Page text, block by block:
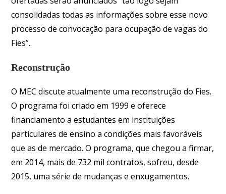
consolidadas todas as informações sobre esse novo
processo de convocação para ocupação de vagas do
Fies”.
Reconstrução
O MEC discute atualmente uma reconstrução do Fies.
O programa foi criado em 1999 e oferece
financiamento a estudantes em instituições
particulares de ensino a condições mais favoráveis
que as de mercado. O programa, que chegou a firmar,
em 2014, mais de 732 mil contratos, sofreu, desde
2015, uma série de mudanças e enxugamentos.